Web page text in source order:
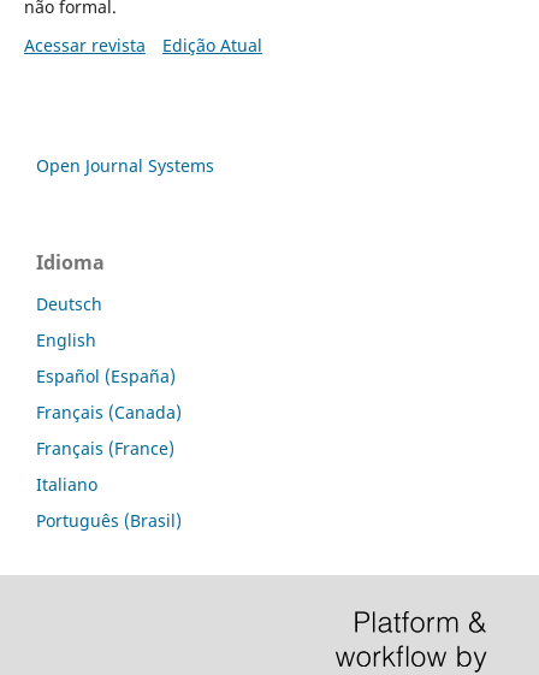
não formal.
Acessar revista
Edição Atual
Open Journal Systems
Idioma
Deutsch
English
Español (España)
Français (Canada)
Français (France)
Italiano
Português (Brasil)